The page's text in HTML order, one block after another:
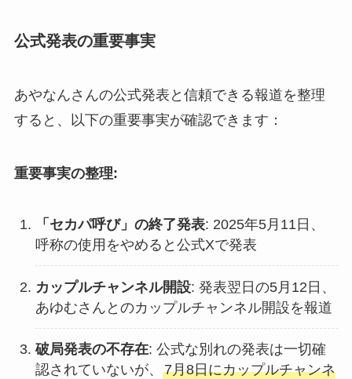
公式発表の重要事実
あやなんさんの公式発表と信頼できる報道を整理
すると、以下の重要事実が確認できます：
重要事実の整理:
「セカパ呼び」の終了発表: 2025年5月11日、
呼称の使用をやめると公式Xで発表
カップルチャンネル開設: 発表翌日の5月12日、
あゆむさんとのカップルチャンネル開設を報道
破局発表の不存在: 公式な別れの発表は一切確
認されていないが、 7月8日にカップルチャンネ